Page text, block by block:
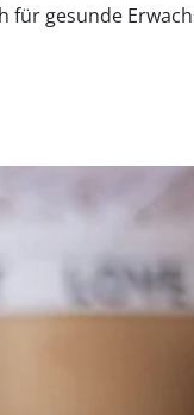
gesunde